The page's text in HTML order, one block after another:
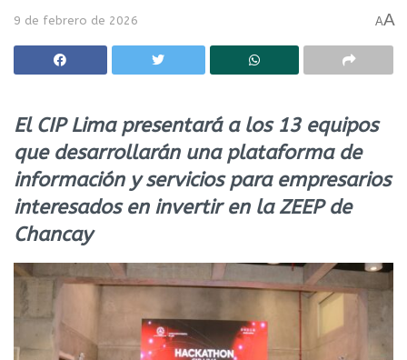
9 de febrero de 2026 AA
El CIP Lima presentará a los 13 equipos
que desarrollarán una plataforma de
información y servicios para empresarios
interesados en invertir en la ZEEP de
Chancay